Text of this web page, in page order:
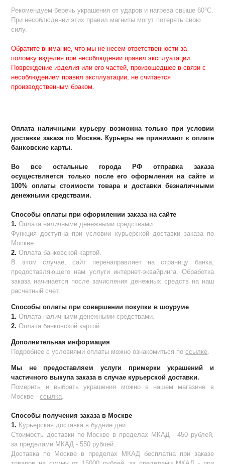
Рекомендуем беречь украшения от ударов и нагрева свыше 60°С.
При несоблюдении этих правил магниты могут потерять свою
силу.
Обратите внимание, что мы не несемответственности за
поломку изделия при несоблюдении правил эксплуатации.
Повреждение изделия или его частей, произошедшее в связи с
несоблюдением правил эксплуатации, не считается
производственным браком.
Оплата наличными курьеру возможна только при условии
доставки заказа по Москве. Курьеры не принимают к оплате
банковские карты.
Во все остальные города РФ отправка заказа
осуществляется только после его оформления на сайте и
100% оплаты стоимости товара и доставки безналичными
денежными средствами.
Способы оплаты при оформлении заказа на сайте
1. Оплата наличными денежными средствами.
Функция доступна при условии курьерской доставки заказа по
Москве.
2. Оплата банковской картой.
В этом случае, сайт перенаправляет на страницу банка,
предоставляющего нам услуги интернет-эквайринга. Обработка
заказа начинается после зачисления денежных средств на наш
расчетный счет.
Способы оплаты при совершении покупки в шоуруме
1.Оплата наличными денежными средствами.
2.Оплата банковской картой.
Дополнительная информация
Подробнее с условиями оплаты можно ознакомиться поссылке.
Мы не предоставляем услуги примерки украшений и
частичного выкупа заказа в случае курьерской доставки.
Померить и выбрать украшения можно в нашем магазине в
Москве -ссылка.
Способы получения заказа в Москве
1. Курьерская доставка в будние дни.
Стоимость доставки по Москве в пределах МКАД - 450 рублей,
за пределами МКАД - 550 рублей.
Доставка по Москве в пределах МКАД бесплатна при заказе